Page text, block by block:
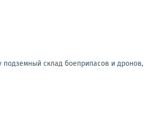
склад боеприпасов и дронов,